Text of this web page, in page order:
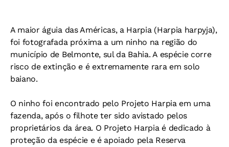
A maior águia das Américas, a Harpia (Harpia harpyja),
foi fotografada próxima a um ninho na região do
município de Belmonte, sul da Bahia. A espécie corre
risco de extinção e é extremamente rara em solo
baiano.
O ninho foi encontrado pelo Projeto Harpia em uma
fazenda, após o filhote ter sido avistado pelos
proprietários da área. O Projeto Harpia é dedicado à
proteção da espécie e é apoiado pela Reserva